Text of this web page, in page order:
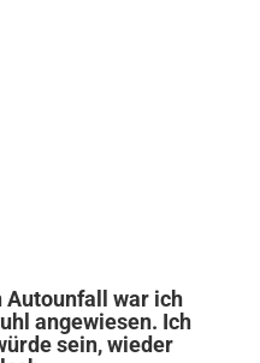
Autounfall war ich
angewiesen. Ich
sein, wieder